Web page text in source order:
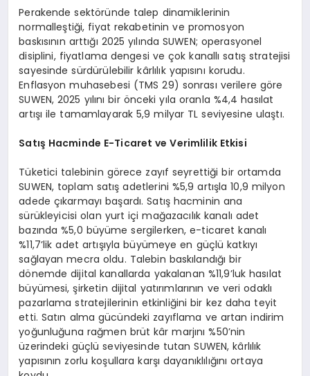
Perakende sektöründe talep dinamiklerinin
normalleştiği, fiyat rekabetinin ve promosyon
baskısının arttığı 2025 yılında SUWEN; operasyonel
disiplini, fiyatlama dengesi ve çok kanallı satış stratejisi
sayesinde sürdürülebilir kârlılık yapısını korudu.
Enflasyon muhasebesi (TMS 29) sonrası verilere göre
SUWEN, 2025 yılını bir önceki yıla oranla %4,4 hasılat
artışı ile tamamlayarak 5,9 milyar TL seviyesine ulaştı.
Satış Hacminde E-Ticaret ve Verimlilik Etkisi
Tüketici talebinin görece zayıf seyrettiği bir ortamda
SUWEN, toplam satış adetlerini %5,9 artışla 10,9 milyon
adede çıkarmayı başardı. Satış hacminin ana
sürükleyicisi olan yurt içi mağazacılık kanalı adet
bazında %5,0 büyüme sergilerken, e-ticaret kanalı
%11,7’lik adet artışıyla büyümeye en güçlü katkıyı
sağlayan mecra oldu. Talebin baskılandığı bir
dönemde dijital kanallarda yakalanan %11,9’luk hasılat
büyümesi, şirketin dijital yatırımlarının ve veri odaklı
pazarlama stratejilerinin etkinliğini bir kez daha teyit
etti. Satın alma gücündeki zayıflama ve artan indirim
yoğunluğuna rağmen brüt kâr marjını %50’nin
üzerindeki güçlü seviyesinde tutan SUWEN, kârlılık
yapısının zorlu koşullara karşı dayanıklılığını ortaya